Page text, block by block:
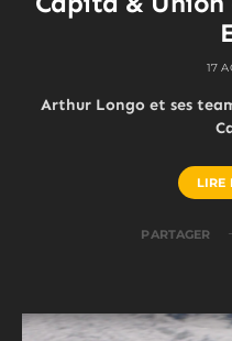
17
Arthur Longo et ses
LIRE
PARTAGER